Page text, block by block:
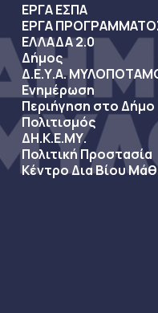
ΕΡΓΑ ΕΣΠΑ
ΕΡΓΑ
ΕΛΛΑΔΑ 2.0
Δήμος
Δ.Ε.Υ.Α.
Ενημέρωση
Περιήγηση στο Δήμο
Πολιτισμός
ΔΗ.Κ.Ε.ΜΥ.
Πολιτική Προστασία
Κέντρο Δια Βίου